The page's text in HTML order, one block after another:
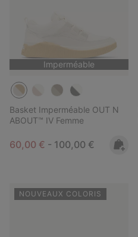
Imperméable
Basket Imperméable OUT N
ABOUT™ IV Femme
Minimum sale price:
60,00 € - Maximum price:
100,00 €
NOUVEAUX COLORIS